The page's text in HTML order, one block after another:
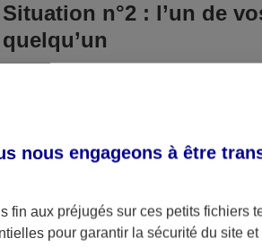
Situation n°2 : l’un de
quelqu’un
responsable. Aux yeux de la
médicaux et éventuelles
Néanmoins, si aucun responsable
a été victime votre petit-fils ou
nous engageons à être
fin aux préjugés sur ces petits fichiers
pour garantir la sécurité du site